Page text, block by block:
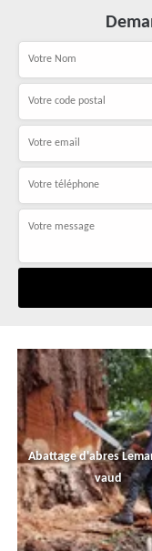
Abattage d'abres
vaud